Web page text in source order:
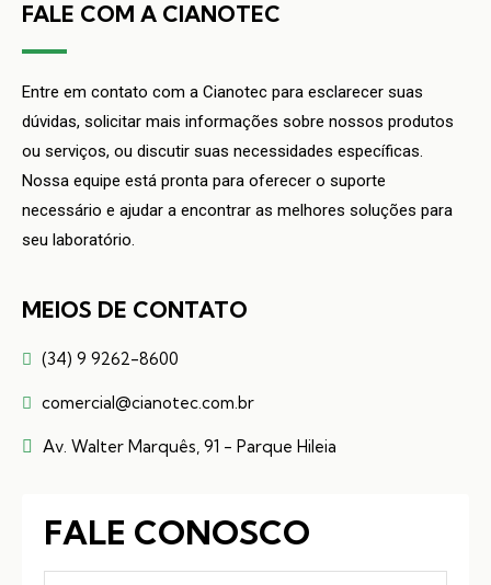
FALE COM A CIANOTEC
Entre em contato com a Cianotec para esclarecer suas
dúvidas, solicitar mais informações sobre nossos produtos
ou serviços, ou discutir suas necessidades específicas.
Nossa equipe está pronta para oferecer o suporte
necessário e ajudar a encontrar as melhores soluções para
seu laboratório.
MEIOS DE CONTATO
(34) 9 9262-8600
comercial@cianotec.com.br
Av. Walter Marquês, 91 - Parque Hileia
FALE CONOSCO